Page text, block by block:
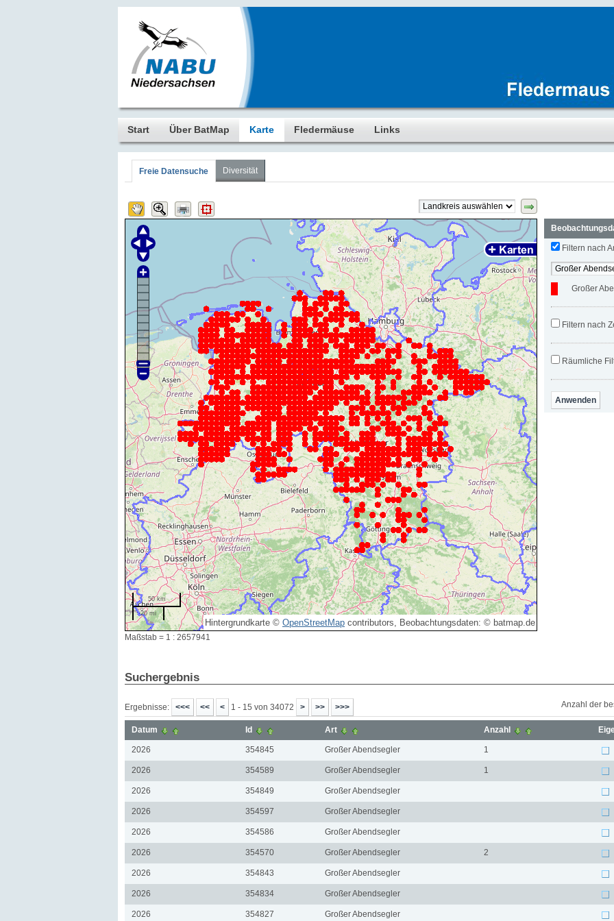
Start Über BatMap Karte Fledermäuse Links
Freie Datensuche Diversität
Hintergrundkarte © OpenStreetMap contributors, Beobachtungsdaten: © batmap.de
50 km
20 mi
Maßstab = 1 : 2657941
Filtern nach
Großer
Filtern nach
Räumliche
Suchergebnis
Ergebnisse: 1 - 15 von 34072 Anzahl der
Datum Id Art Anzahl
2026 354845 Großer Abendsegler 1
2026 354589 Großer Abendsegler 1
2026 354849 Großer Abendsegler
2026 354597 Großer Abendsegler
2026 354586 Großer Abendsegler
2026 354570 Großer Abendsegler 2
2026 354843 Großer Abendsegler
2026 354834 Großer Abendsegler
2026 354827 Großer Abendsegler